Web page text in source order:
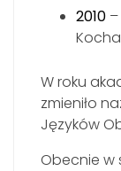
2010
W roku
zmieniło
Języków
Obecnie w